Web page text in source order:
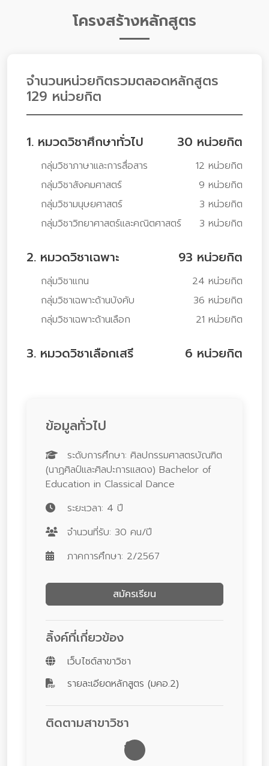
โครงสร้างหลักสูตร
จำนวนหน่วยกิตรวมตลอดหลักสูตร
129 หน่วยกิต
1. หมวดวิชาศึกษาทั่วไป 30 หน่วยกิต
กลุ่มวิชาภาษาและการสื่อสาร
12 หน่วยกิต
กลุ่มวิชาสังคมศาสตร์
9 หน่วยกิต
กลุ่มวิชามนุษยศาสตร์
3 หน่วยกิต
กลุ่มวิชาวิทยาศาสตร์และคณิตศาสตร์
3 หน่วยกิต
2. หมวดวิชาเฉพาะ 93 หน่วยกิต
กลุ่มวิชาแกน
24 หน่วยกิต
กลุ่มวิชาเฉพาะด้านบังคับ
36 หน่วยกิต
กลุ่มวิชาเฉพาะด้านเลือก
21 หน่วยกิต
3. หมวดวิชาเลือกเสรี 6 หน่วยกิต
ข้อมูลทั่วไป
ระดับการศึกษา: ศิลปกรรมศาสตรบัณฑิต
(นาฏศิลป์และศิลปะการแสดง) Bachelor of
Education in Classical Dance
ระยะเวลา: 4 ปี
จำนวนที่รับ: 30 คน/ปี
ภาคการศึกษา: 2/2567
สมัครเรียน
ลิ้งค์ที่เกี่ยวข้อง
เว็บไซต์สาขาวิชา
รายละเอียดหลักสูตร (มคอ.2)
ติดตามสาขาวิชา